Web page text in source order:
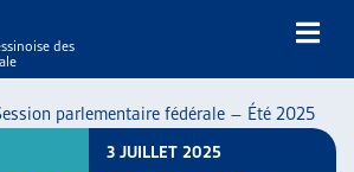
des
parlementaire fédérale – Été 2025
3 JUILLET 2025